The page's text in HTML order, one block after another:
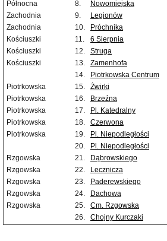
Północna
8. Nowomiejska
Zachodnia
9. Legionów
Zachodnia
10. Próchnika
Kościuszki
11. 6 Sierpnia
Kościuszki
12. Struga
Kościuszki
13. Zamenhofa
14.
Piotrkowska Centrum
Piotrkowska
15. Żwirki
Piotrkowska
16. Brzeźna
Piotrkowska
17. Pl. Katedralny
Piotrkowska
18. Czerwona
Piotrkowska
19. Pl. Niepodległości
20.
Pl. Niepodległości
Rzgowska
21. Dąbrowskiego
Rzgowska
22. Lecznicza
Rzgowska
23. Paderewskiego
Rzgowska
24. Dachowa
Rzgowska
25. Cm. Rzgowska
26.
Chojny Kurczaki